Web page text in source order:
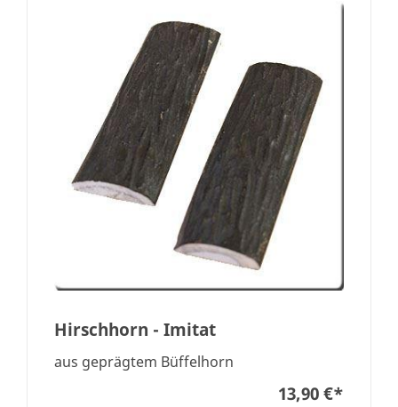
Hirschhorn - Imitat
aus geprägtem Büffelhorn
13,90 €*